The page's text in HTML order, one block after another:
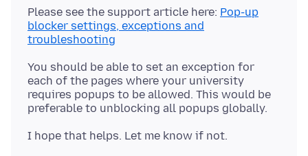
Please see the support article here: Pop-up
blocker settings, exceptions and
troubleshooting
You should be able to set an exception for
each of the pages where your university
requires popups to be allowed. This would be